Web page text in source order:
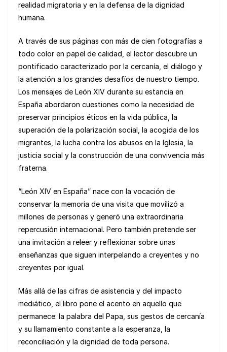
realidad migratoria y en la defensa de la dignidad
humana.
A través de sus páginas con más de cien fotografías a
todo color en papel de calidad, el lector descubre un
pontificado caracterizado por la cercanía, el diálogo y
la atención a los grandes desafíos de nuestro tiempo.
Los mensajes de León XIV durante su estancia en
España abordaron cuestiones como la necesidad de
preservar principios éticos en la vida pública, la
superación de la polarización social, la acogida de los
migrantes, la lucha contra los abusos en la Iglesia, la
justicia social y la construcción de una convivencia más
fraterna.
“León XIV en España” nace con la vocación de
conservar la memoria de una visita que movilizó a
millones de personas y generó una extraordinaria
repercusión internacional. Pero también pretende ser
una invitación a releer y reflexionar sobre unas
enseñanzas que siguen interpelando a creyentes y no
creyentes por igual.
Más allá de las cifras de asistencia y del impacto
mediático, el libro pone el acento en aquello que
permanece: la palabra del Papa, sus gestos de cercanía
y su llamamiento constante a la esperanza, la
reconciliación y la dignidad de toda persona.